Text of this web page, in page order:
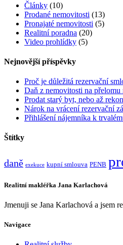
Články (10)
Prodané nemovitosti (13)
Pronajaté nemovitosti (5)
Realitní poradna (20)
Video prohlídky (5)
Nejnovější příspěvky
Proč je důležitá rezervační
Daň z nemovitosti na přelomu
Prodat starý byt, nebo až
Nárok na vrácení rezervační
Přihlášení nájemníka k
Štítky
daně exekuce kupní smlouva PENB
Realitní makléřka Jana Karlachová
Jmenuji se Jana Karlachová a jsem
Navigace